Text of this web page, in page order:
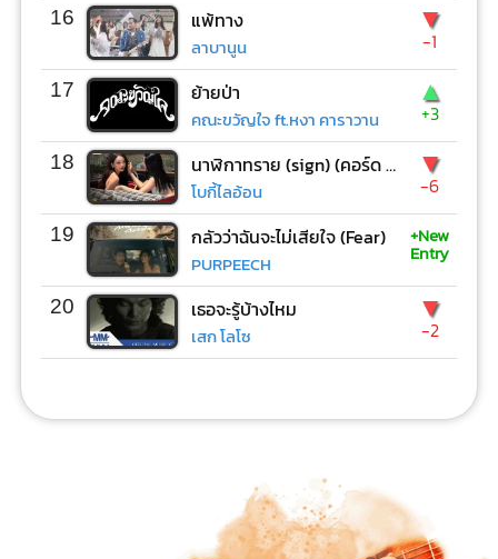
16 แพ้ทาง
ลาบานูน
▼
-1
17 ย้ายป่า
คณะขวัญใจ ft.หงา คาราวาน
▲
+3
18 นาฬิกาทราย (sign) (คอร์ด ง่ายๆ)
โบกี้ไลอ้อน
▼
-6
19 กลัวว่าฉันจะไม่เสียใจ (Fear)
PURPEECH
+New
Entry
20 เธอจะรู้บ้างไหม
เสก โลโซ
▼
-2